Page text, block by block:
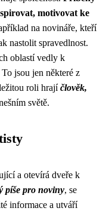
motivovat ke
na novináře, kteří
nastolit spravedlnost.
oblastí vedly k
jsou jen některé z
roli hrajíčlověk,
světě.
a otevírá dveře k
píše pro noviny, se
informace a utváří